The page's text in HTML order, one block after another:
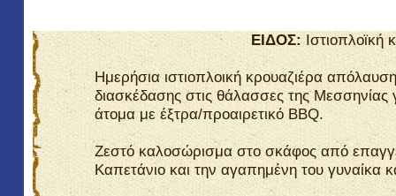
ΕΙΔΟΣ: Ιστιοπλοϊκή
Ημερήσια ιστιοπλοική κρουαζιέρα
διασκέδασης στις θάλασσες της Μεσσηνίας
άτομα με έξτρα/προαιρετικό BBQ.
Ζεστό καλοσώρισμα στο σκάφος από
Καπετάνιο και την αγαπημένη του γυναίκα